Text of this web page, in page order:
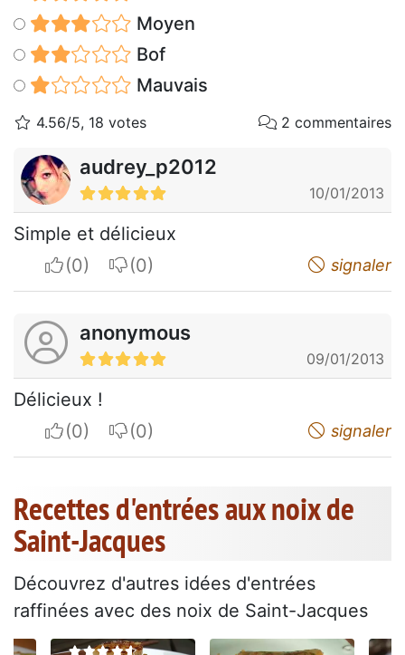
Moyen
Bof
Mauvais
4.56/5, 18 votes 2 commentaires
audrey_p2012
10/01/2013
Simple et délicieux
I apreciateI do not appreciate signaler
anonymous
09/01/2013
Délicieux !
I apreciateI do not appreciate signaler
Recettes d'entrées aux noix de
Saint-Jacques
Découvrez d'autres idées d'entrées
raffinées avec des noix de Saint-Jacques